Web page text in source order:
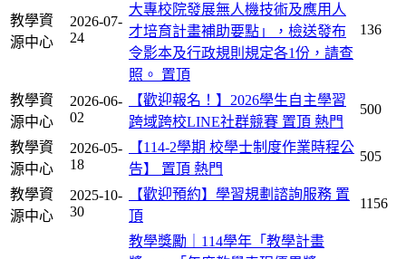
教學資
源中心
2026-07-
24
大專校院發展無人機技術及應用人
才培育計畫補助要點」，檢送發布
令影本及行政規則規定各1份，請查
照。 置頂
136
教學資
源中心
2026-06-
02
【歡迎報名！】2026學生自主學習
跨域跨校LINE社群競賽 置頂 熱門
500
教學資
源中心
2026-05-
18
【114-2學期 校學士制度作業時程公
告】 置頂 熱門
505
教學資
源中心
2025-10-
30
【歡迎預約】學習規劃諮詢服務 置
頂
1156
教學獎勵｜114學年「教學計畫